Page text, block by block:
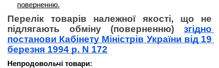
поверненню.
Перелік товарів належної якості, що не
підлягають обміну (поверненню) згідно
постанови Кабінету Міністрів України від 19
березня 1994 р. N 172
Непродовольчі товари: